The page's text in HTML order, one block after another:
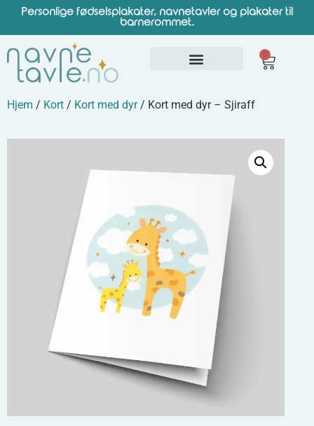
Personlige fødselsplakater, navnetavler og plakater til
barnerommet.
0
Hjem / Kort / Kort med dyr/ Kort med dyr – Sjiraff